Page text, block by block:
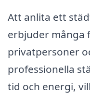
Att anlita ett
erbjuder många
privatpersoner
professionella
tid och energi,